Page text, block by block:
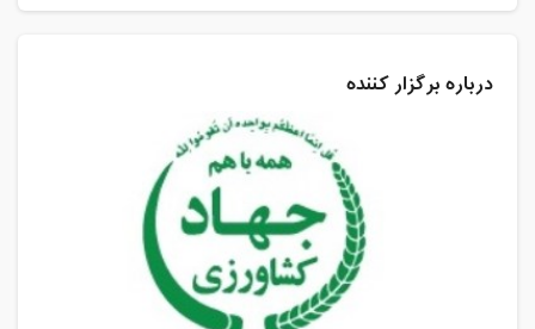
درباره برگزار کننده